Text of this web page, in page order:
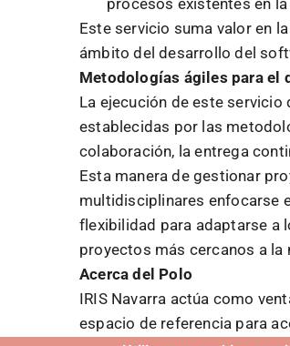
Este servicio suma valor en
ámbito del desarrollo del
Metodologías ágiles para el
La ejecución de este
establecidas por las
colaboración, la entrega
Esta manera de gestionar
multidisciplinares enfocarse
flexibilidad para adaptarse a
proyectos más cercanos a la
Acerca del Polo
IRIS Navarra actúa como
espacio de referencia para